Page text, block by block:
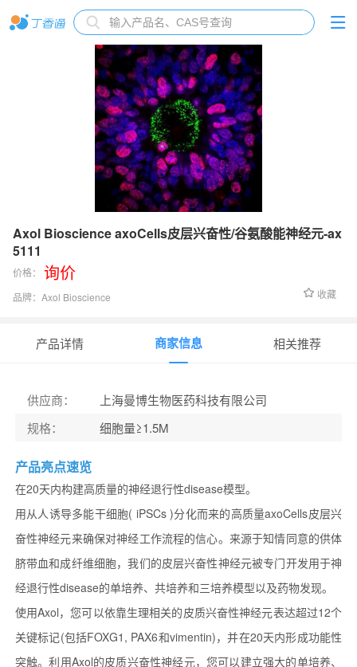
Axol Bioscience axoCells皮层兴奋性/谷氨酸能神经元-ax
5111
价格： 询价
品牌： Axol Bioscience 收藏
产品详情 商家信息 相关推荐
供应商：
上海曼博生物医药科技有限公司
规格： 细胞量≥1.5M
产品亮点速览
在20天内构建高质量的神经退行性disease模型。
用从人诱导多能干细胞( iPSCs )分化而来的高质量axoCells皮层兴
奋性神经元来确保对神经工作流程的信心。来源于知情同意的供体
脐带血和成纤维细胞，我们的皮层兴奋性神经元被专门开发用于神
经退行性disease的单培养、共培养和三培养模型以及药物发现。
使用Axol，您可以依靠生理相关的皮质兴奋性神经元表达超过12个
关键标记(包括FOXG1, PAX6和vimentin)，并在20天内形成功能性
突触。利用Axol的皮质兴奋性神经元，您可以建立强大的单培养、